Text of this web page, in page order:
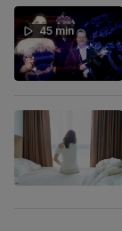
45 min